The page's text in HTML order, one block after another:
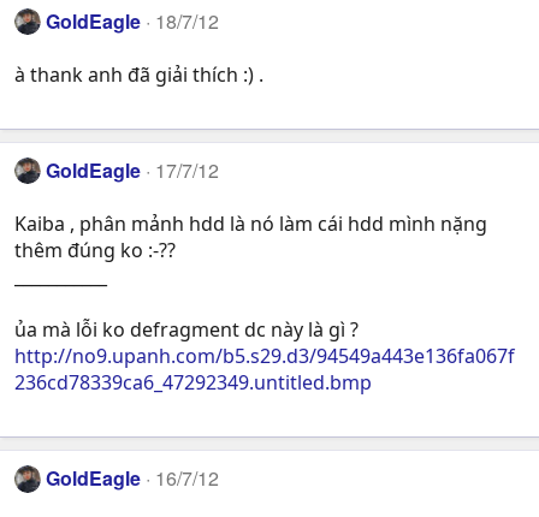
GoldEagle 18/7/12
à thank anh đã giải thích :) .
GoldEagle 17/7/12
Kaiba , phân mảnh hdd là nó làm cái hdd mình nặng
thêm đúng ko :-??
ủa mà lỗi ko defragment dc này là gì ?
http://no9.upanh.com/b5.s29.d3/94549a443e136fa067f
236cd78339ca6_47292349.untitled.bmp
GoldEagle 16/7/12